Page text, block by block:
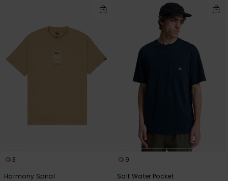
3
Harmony Spiral
9
Salt Water Pocket